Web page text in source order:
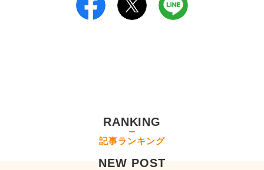
RANKING
記事ランキング
NEW POST